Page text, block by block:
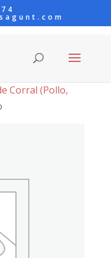
Corral (Pollo,